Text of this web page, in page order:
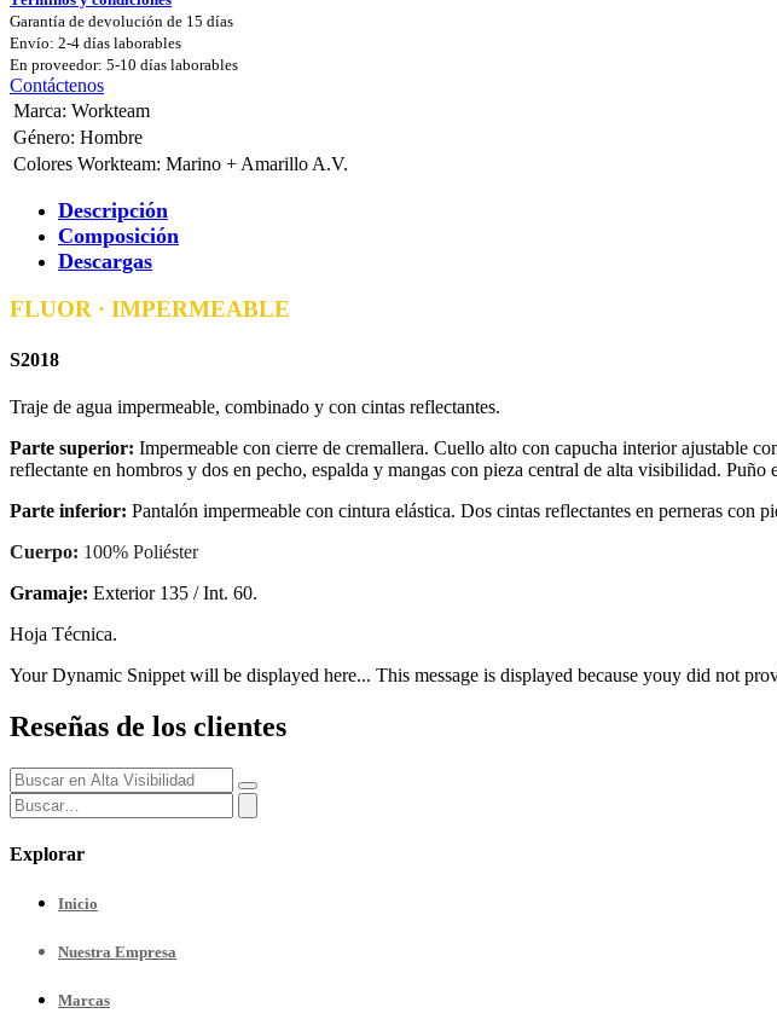
Garantía de devolución de 15 días
Envío: 2-4 días laborables
En proveedor: 5-10 días laborables
Contáctenos
Marca: Workteam
Género: Hombre
Colores Workteam: Marino + Amarillo A.V.
Descripción
Composición
Descargas
FLUOR · IMPERMEABLE
S2018
Traje de agua impermeable, combinado y con cintas reflectantes.
Parte superior: Impermeable con cierre de cremallera. Cuello alto con capucha interior ajustable
reflectante en hombros y dos en pecho, espalda y mangas con pieza central de alta visibilidad.
Parte inferior: Pantalón impermeable con cintura elástica. Dos cintas reflectantes en perneras con
Cuerpo: 100% Poliéster
Gramaje: Exterior 135 / Int. 60.
Hoja Técnica.
Your Dynamic Snippet will be displayed here... This message is displayed because youy did not
Reseñas de los clientes
Explorar
Inicio
Nuestra Empresa
Marcas